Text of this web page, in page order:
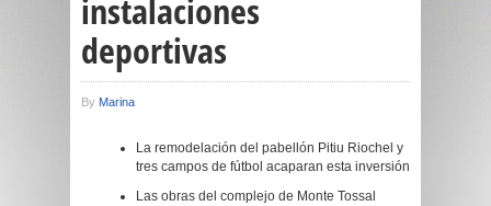
instalaciones
deportivas
By Marina
La remodelación del pabellón Pitiu Riochel y
tres campos de fútbol acaparan esta inversión
Las obras del complejo de Monte Tossal